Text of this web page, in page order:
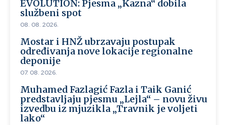
EVOLUTION: Pjesma „Kazna“ dobila
službeni spot
08. 08. 2026.
Mostar i HNŽ ubrzavaju postupak
određivanja nove lokacije regionalne
deponije
07. 08. 2026.
Muhamed Fazlagić Fazla i Taik Ganić
predstavljaju pjesmu „Lejla“ – novu živu
izvedbu iz mjuzikla „Travnik je voljeti
lako“